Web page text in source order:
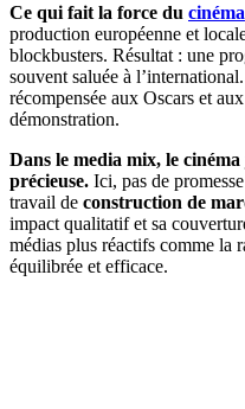
Ce qui fait la force du cinéma
production européenne et
blockbusters. Résultat : une
souvent saluée à
récompensée aux Oscars et
démonstration.
Dans le media mix, le
précieuse. Ici, pas de
travail de construction de
impact qualitatif et sa
médias plus réactifs comme la
équilibrée et efficace.